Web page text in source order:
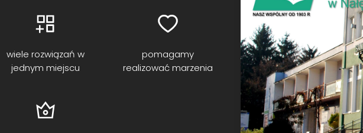
wiele rozwiązań w
jednym miejscu
pomagamy
realizować marzenia